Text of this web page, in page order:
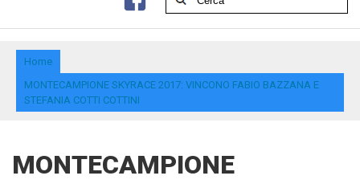
Home
MONTECAMPIONE SKYRACE 2017: VINCONO FABIO BAZZANA E
STEFANIA COTTI COTTINI
MONTECAMPIONE